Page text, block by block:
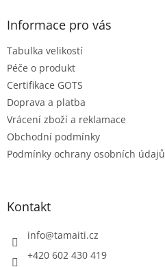
Informace pro vás
Tabulka velikostí
Péče o produkt
Certifikace GOTS
Doprava a platba
Vrácení zboží a reklamace
Obchodní podmínky
Podmínky ochrany osobních údajů
Kontakt
info@tamaiti.cz
+420 602 430 419